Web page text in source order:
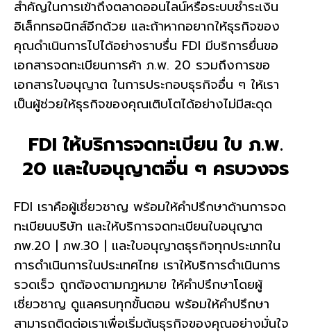
สำคัญในการเข้าถึงตลาดออนไลน์หรือระบบชำระเงิน
อิเล็กทรอนิกส์อีกด้วย และถ้าหากอยากให้ธุรกิจของ
คุณดำเนินการไปได้อย่างราบรื่น FDI มีบริการยื่นขอ
เอกสารจดทะเบียนการค้า ภ.พ. 20 รวมถึงการขอ
เอกสารใบอนุญาต ในการประกอบธุรกิจอื่น ๆ ให้เรา
เป็นผู้ช่วยให้ธุรกิจของคุณเติบโตได้อย่างไม่มีสะดุด
FDI ให้บริการจดทะเบียน ใบ ภ.พ.
20 และใบอนุญาตอื่น ๆ ครบวงจร
FDI เราคือผู้เชี่ยวชาญ พร้อมให้คำปรึกษาด้านการจด
ทะเบียนบริษัท และให้บริการจดทะเบียนใบอนุญาต
ภพ.20 | ภพ.30 | และใบอนุญาตธุรกิจทุกประเภทใน
การดำเนินการในประเทศไทย เราให้บริการดำเนินการ
รวดเร็ว ถูกต้องตามกฎหมาย ให้คำปรึกษาโดยผู้
เชี่ยวชาญ ดูแลครบทุกขั้นตอน พร้อมให้คำปรึกษา
สามารถติดต่อเราเพื่อเริ่มต้นธุรกิจของคุณอย่างมั่นใจ